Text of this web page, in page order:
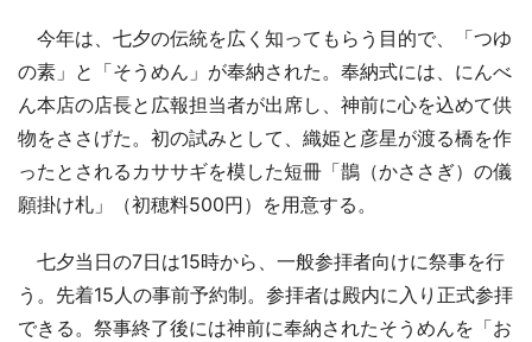
今年は、七夕の伝統を広く知ってもらう目的で、「つゆ
の素」と「そうめん」が奉納された。奉納式には、にんべ
ん本店の店長と広報担当者が出席し、神前に心を込めて供
物をささげた。初の試みとして、織姫と彦星が渡る橋を作
ったとされるカササギを模した短冊「鵲（かささぎ）の儀
願掛け札」（初穂料500円）を用意する。
七夕当日の7日は15時から、一般参拝者向けに祭事を行
う。先着15人の事前予約制。参拝者は殿内に入り正式参拝
できる。祭事終了後には神前に奉納されたそうめんを「お